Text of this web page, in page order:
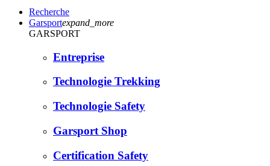
Recherche
Garsportexpand_more
GARSPORT
Entreprise
Technologie Trekking
Technologie Safety
Garsport Shop
Certification Safety